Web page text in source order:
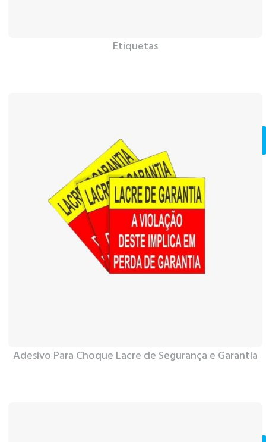
Etiquetas
Ver Mais
Adesivo Para Choque Lacre de Segurança e Garantia